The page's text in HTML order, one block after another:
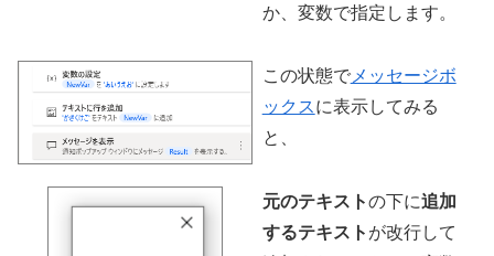
か、変数で指定します。
この状態でメッセージボ
ックスに表示してみる
と、
元のテキストの下に追加
するテキスト が改行して